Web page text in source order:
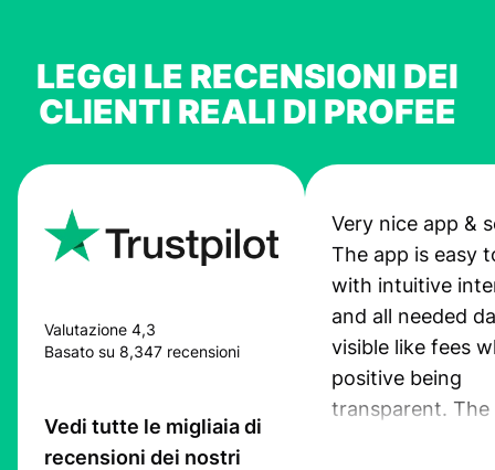
LEGGI LE RECENSIONI DEI
CLIENTI REALI DI PROFEE
Valutazione 4,3
Basato su 8,347 recensioni
Vedi tutte le migliaia di
recensioni dei nostri
Very nice app &
The app is easy
with intuitive
and all needed
visible like fees
positive being
transparent. The